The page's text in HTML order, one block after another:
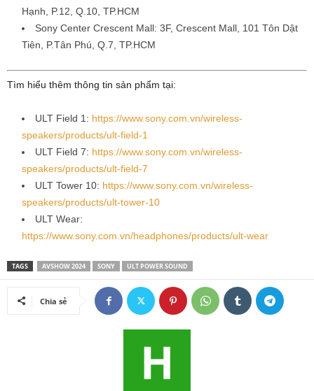
Hạnh, P.12, Q.10, TP.HCM
Sony Center Crescent Mall: 3F, Crescent Mall, 101 Tôn Dật
Tiên, P.Tân Phú, Q.7, TP.HCM
Tìm hiểu thêm thông tin sản phẩm tại:
ULT Field 1: https://www.sony.com.vn/wireless-
speakers/products/ult-field-1
ULT Field 7: https://www.sony.com.vn/wireless-
speakers/products/ult-field-7
ULT Tower 10: https://www.sony.com.vn/wireless-
speakers/products/ult-tower-10
ULT Wear:
https://www.sony.com.vn/headphones/products/ult-wear
TAGS AVSHOW 2024 SONY ULT POWER SOUND
Chia sẻ